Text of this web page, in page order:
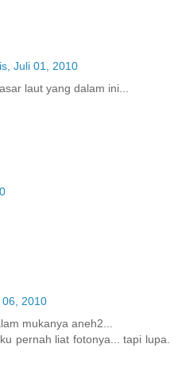
Juli 01, 2010
laut yang dalam ini...
06, 2010
mukanya aneh2...
pernah liat fotonya... tapi lupa.